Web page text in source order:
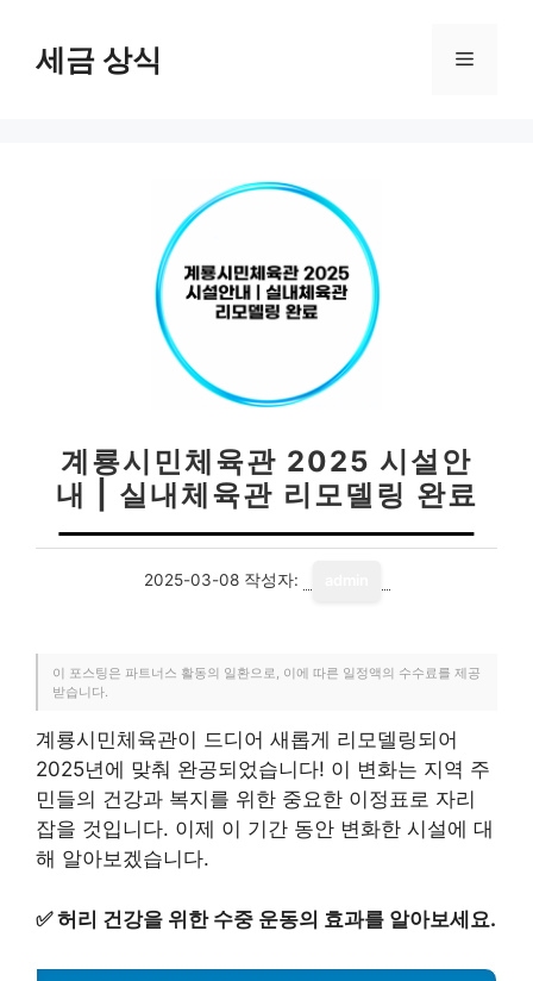
세금 상식 메
계룡시민체육관 2025 시설안
내 | 실내체육관 리모델링 완료
2025-03-08 작성자:
이 포스팅은 파트너스 활동의 일환으로, 이에 따른 일정액의 수수료를 제공
받습니다.
계룡시민체육관이 드디어 새롭게 리모델링되어
2025년에 맞춰 완공되었습니다! 이 변화는 지역 주
민들의 건강과 복지를 위한 중요한 이정표로 자리
잡을 것입니다. 이제 이 기간 동안 변화한 시설에 대
해 알아보겠습니다.
✅허리 건강을 위한 수중 운동의 효과를 알아보세요.